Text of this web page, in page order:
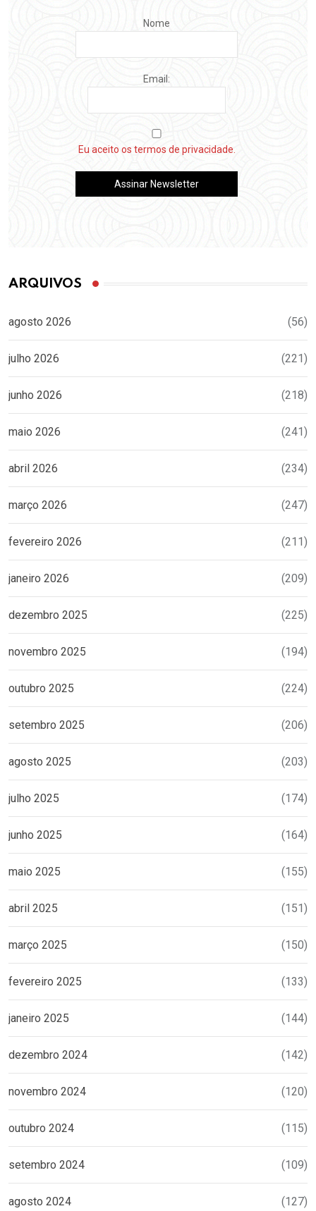
Nome
Email:
Eu aceito os termos de privacidade.
ARQUIVOS
agosto 2026 (56)
julho 2026 (221)
junho 2026 (218)
maio 2026 (241)
abril 2026 (234)
março 2026 (247)
fevereiro 2026 (211)
janeiro 2026 (209)
dezembro 2025 (225)
novembro 2025 (194)
outubro 2025 (224)
setembro 2025 (206)
agosto 2025 (203)
julho 2025 (174)
junho 2025 (164)
maio 2025 (155)
abril 2025 (151)
março 2025 (150)
fevereiro 2025 (133)
janeiro 2025 (144)
dezembro 2024 (142)
novembro 2024 (120)
outubro 2024 (115)
setembro 2024 (109)
agosto 2024 (127)